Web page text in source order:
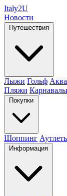
Italy2U
Новости
Путешествия
Лыжи Гольф
Пляжи Карнавалы
Покупки
Шоппинг
Информация